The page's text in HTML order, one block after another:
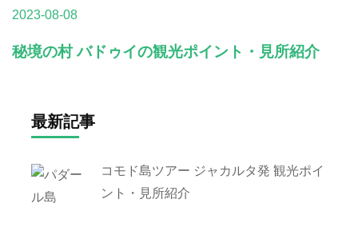
2023-08-08
秘境の村 バドゥイの観光ポイント・見所紹介
最新記事
コモド島ツアー ジャカルタ発 観光ポイ
ント・見所紹介